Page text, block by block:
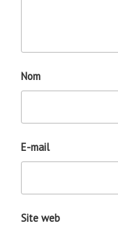
Nom
E-mail
Site web